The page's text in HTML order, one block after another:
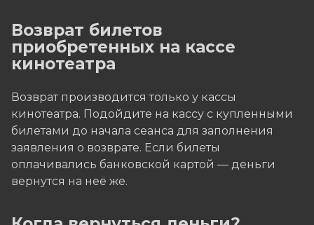
Возврат билетов
приобретенных на кассе
кинотеатра
Возврат производится только у кассы
кинотеатра. Подойдите на кассу с купленными
билетами до начала сеанса для заполнения
заявления о возврате. Если билеты
оплачивались банковской картой — деньги
вернутся на неё же.